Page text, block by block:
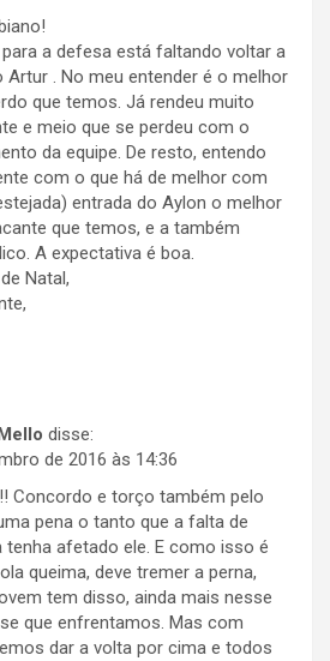
a defesa está faltando voltar a
Artur . No meu entender é o melhor
que temos. Já rendeu muito
e meio que se perdeu com o
da equipe. De resto, entendo
com o que há de melhor com
entrada do Aylon o melhor
que temos, e a também
A expectativa é boa.
Natal,
disse:
de 2016 às 14:36
Concordo e torço também pelo
pena o tanto que a falta de
tenha afetado ele. E como isso é
queima, deve tremer a perna,
tem disso, ainda mais nesse
que enfrentamos. Mas com
dar a volta por cima e todos